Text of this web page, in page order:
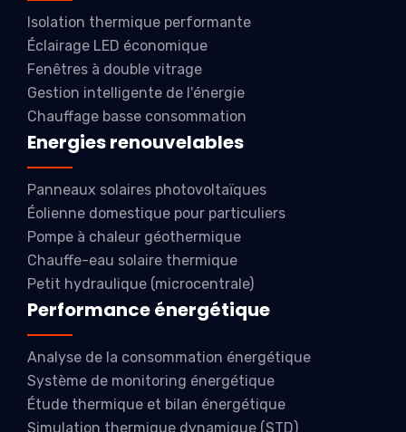
Isolation thermique performante
Éclairage LED économique
Fenêtres à double vitrage
Gestion intelligente de l'énergie
Chauffage basse consommation
Energies renouvelables
Panneaux solaires photovoltaïques
Éolienne domestique pour particuliers
Pompe à chaleur géothermique
Chauffe-eau solaire thermique
Petit hydraulique (microcentrale)
Performance énergétique
Analyse de la consommation énergétique
Système de monitoring énergétique
Étude thermique et bilan énergétique
Simulation thermique dynamique (STD)